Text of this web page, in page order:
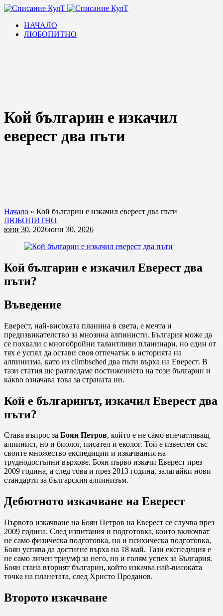
НАЧАЛО
ЛЮБОПИТНО
Кой българин е изкачил
еверест два пъти
Начало » Кой българин е изкачил еверест два пъти
ЛЮБОПИТНО
юни 30, 2026юни 30, 2026
Кой българин е изкачил Еверест два
пъти?
Въведение
Еверест, най-високата планина в света, е мечта и
предизвикателство за мнозина алпинисти. България може да
се похвали с многобройни талантливи планинари, но един от
тях е успял да остави своя отпечатък в историята на
алпинизма, като из climbsched два пъти върха на Еверест. В
тази статия ще разгледаме постижението на този българин и
какво означава това за страната ни.
Кой е българинът, изкачил Еверест два
пъти?
Става въпрос за Боян Петров, който е не само впечатляващ
алпинист, но и биолог, писател и еколог. Той е известен със
своите множество експедиции и изкачвания на
труднодостъпни върхове. Боян първо изкачи Еверест през
2009 година, а след това и през 2013 година, залагайки нови
стандарти за българския алпинизъм.
Дебютното изкачване на Еверест
Първото изкачване на Боян Петров на Еверест се случва през
2009 година. След изпитания и подготовка, които включват
не само физическа подготовка, но и психическа подготовка,
Боян успява да достигне върха на 18 май. Тази експедиция е
не само личен триумф за него, но и голям успех за България.
Боян стана вторият българин, който изкачва най-високата
точка на планетата, след Христо Проданов.
Второто изкачване